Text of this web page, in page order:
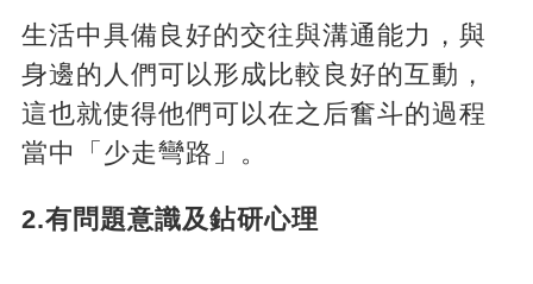
生活中具備良好的交往與溝通能力，與
身邊的人們可以形成比較良好的互動，
這也就使得他們可以在之后奮斗的過程
當中「少走彎路」。
2.有問題意識及鉆研心理